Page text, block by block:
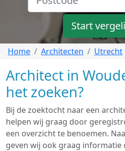
Start
Home Architecten Utrecht
Architect in
het zoeken?
Bij de zoektocht naar een
helpen wij graag door
een overzicht te benoemen.
geven wij ook graag informatie